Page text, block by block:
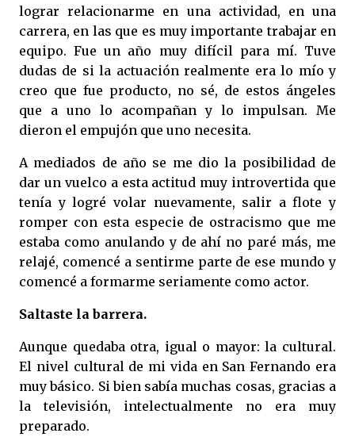
lograr relacionarme en una actividad, en una
carrera, en las que es muy importante trabajar en
equipo. Fue un año muy difícil para mí. Tuve
dudas de si la actuación realmente era lo mío y
creo que fue producto, no sé, de estos ángeles
que a uno lo acompañan y lo impulsan. Me
dieron el empujón que uno necesita.
A mediados de año se me dio la posibilidad de
dar un vuelco a esta actitud muy introvertida que
tenía y logré volar nuevamente, salir a flote y
romper con esta especie de ostracismo que me
estaba como anulando y de ahí no paré más, me
relajé, comencé a sentirme parte de ese mundo y
comencé a formarme seriamente como actor.
Saltaste la barrera.
Aunque quedaba otra, igual o mayor: la cultural.
El nivel cultural de mi vida en San Fernando era
muy básico. Si bien sabía muchas cosas, gracias a
la televisión, intelectualmente no era muy
preparado.